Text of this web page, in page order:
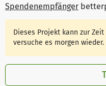
Spendenempfänger
Dieses Projekt kann zur
versuche es morgen wieder.